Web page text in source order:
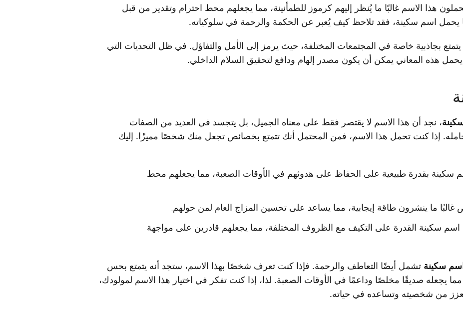
هذا الاسم غالبًا ما يُنظر إليهم كرموز للطمأنينة، مما يجعلهم محط احترام وتقدير من قبل
اسم سكينة، فقد تلاحظ كيف يُعبر عن الحكمة والرحمة في سلوكياته.
بجاذبية خاصة في المجتمعات المختلفة، حيث يرمز إلى الأمل والتفاؤل. في ظل التحديات التي
هذه المعاني يمكن أن يكون مصدر إلهام ودافع لتحقيق السلام الداخلي.
، نجد أن هذا الاسم لا يقتصر فقط على معناه الجميل، بل يتجسد في العديد من الصفات
إذا كنت تحمل هذا الاسم، فمن المحتمل أنك تتمتع بخصائص تجعل منك شخصًا مميزًا. إليك
سكينة بقدرة طبيعية على الحفاظ على هدوئهم في الأوقات الصعبة، مما يجعلهم محط
غالبًا ما ينشرون طاقة إيجابية، مما يساعد على تحسين المزاج العام لمن حولهم.
سكينة القدرة على التكيف مع الظروف المختلفة، مما يجعلهم قادرين على مواجهة
سكينة تشمل أيضًا التعاطف والرحمة. فإذا كنت تعرف شخصًا بهذا الاسم، ستجد أنه يتمتع بحس
يجعله صديقًا مخلصًا وداعمًا في الأوقات الصعبة. لذا، إذا كنت تفكر في اختيار هذا الاسم لمولودك،
من شخصيته وتساعده في حياته.